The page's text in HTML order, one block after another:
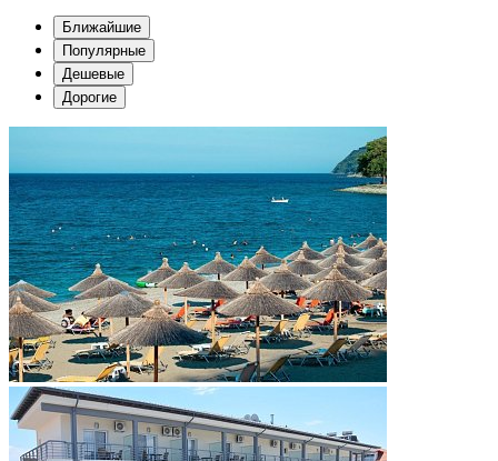
Ближайшие
Популярные
Дешевые
Дорогие